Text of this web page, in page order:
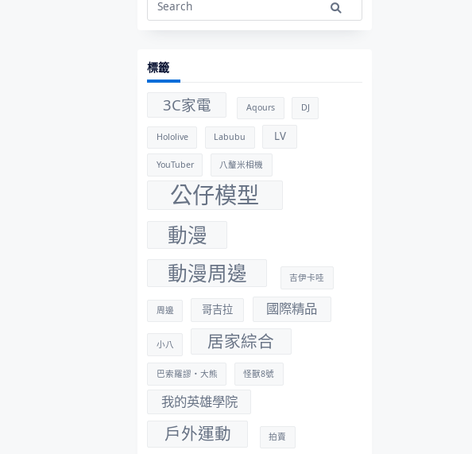
Search
標籤
3C家電 Aqours DJ
Hololive Labubu LV
YouTuber 八釐米相機
公仔模型
動漫
動漫周邊
吉伊卡哇
周邊 哥吉拉 國際精品
小八 居家綜合
巴索羅謬・大熊 怪獸8號
我的英雄學院
戶外運動 拍賣